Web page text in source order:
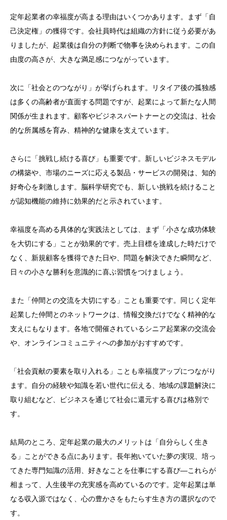
定年起業者の幸福度が高まる理由はいくつかあります。まず「自
己決定権」の獲得です。会社員時代は組織の方針に従う必要があ
りましたが、起業後は自分の判断で物事を決められます。この自
由度の高さが、大きな満足感につながっています。
次に「社会とのつながり」が挙げられます。リタイア後の孤独感
は多くの高齢者が直面する問題ですが、起業によって新たな人間
関係が生まれます。顧客やビジネスパートナーとの交流は、社会
的な所属感を育み、精神的な健康を支えています。
さらに「挑戦し続ける喜び」も重要です。新しいビジネスモデル
の構築や、市場のニーズに応える製品・サービスの開発は、知的
好奇心を刺激します。脳科学研究でも、新しい挑戦を続けること
が認知機能の維持に効果的だと示されています。
幸福度を高める具体的な実践法としては、まず「小さな成功体験
を大切にする」ことが効果的です。売上目標を達成した時だけで
なく、新規顧客を獲得できた日や、問題を解決できた瞬間など、
日々の小さな勝利を意識的に喜ぶ習慣をつけましょう。
また「仲間との交流を大切にする」ことも重要です。同じく定年
起業した仲間とのネットワークは、情報交換だけでなく精神的な
支えにもなります。各地で開催されているシニア起業家の交流会
や、オンラインコミュニティへの参加がおすすめです。
「社会貢献の要素を取り入れる」ことも幸福度アップにつながり
ます。自分の経験や知識を若い世代に伝える、地域の課題解決に
取り組むなど、ビジネスを通じて社会に還元する喜びは格別で
す。
結局のところ、定年起業の最大のメリットは「自分らしく生き
る」ことができる点にあります。長年抱いていた夢の実現、培っ
てきた専門知識の活用、好きなことを仕事にする喜び—これらが
相まって、人生後半の充実感を高めているのです。定年起業は単
なる収入源ではなく、心の豊かさをもたらす生き方の選択なので
す。